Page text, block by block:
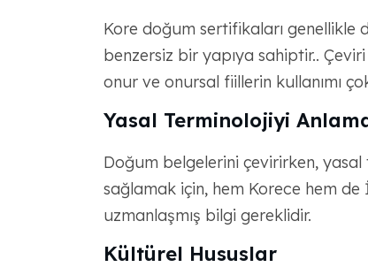
Kore doğum sertifikaları genellikle
benzersiz bir yapıya sahiptir..
onur ve onursal fiillerin kullanımı
Yasal Terminolojiyi
Doğum belgelerini çevirirken,
sağlamak için, hem Korece hem
uzmanlaşmış bilgi gereklidir.
Kültürel Hususlar